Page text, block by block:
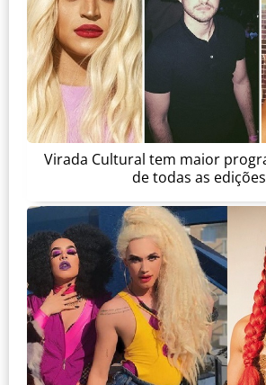
Virada Cultural tem maior
de todas as edições